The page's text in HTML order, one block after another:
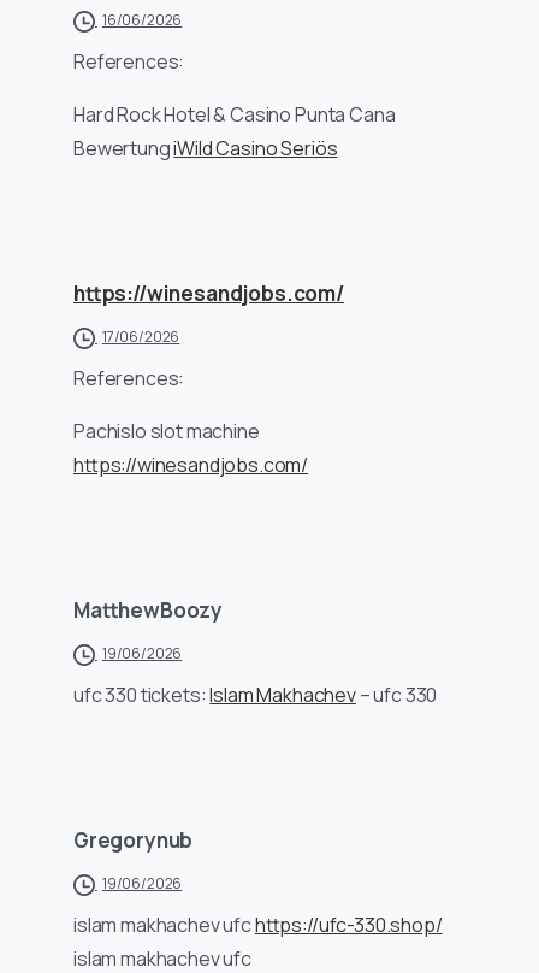
16/06/2026
References:
Hard Rock Hotel & Casino Punta Cana
BewertungiWild Casino Seriös
https://winesandjobs.com/
17/06/2026
References:
Pachislo slot machine
https://winesandjobs.com/
MatthewBoozy
19/06/2026
ufc 330 tickets:Islam Makhachev– ufc 330
Gregorynub
19/06/2026
islam makhachev ufchttps://ufc-330.shop/
islam makhachev ufc